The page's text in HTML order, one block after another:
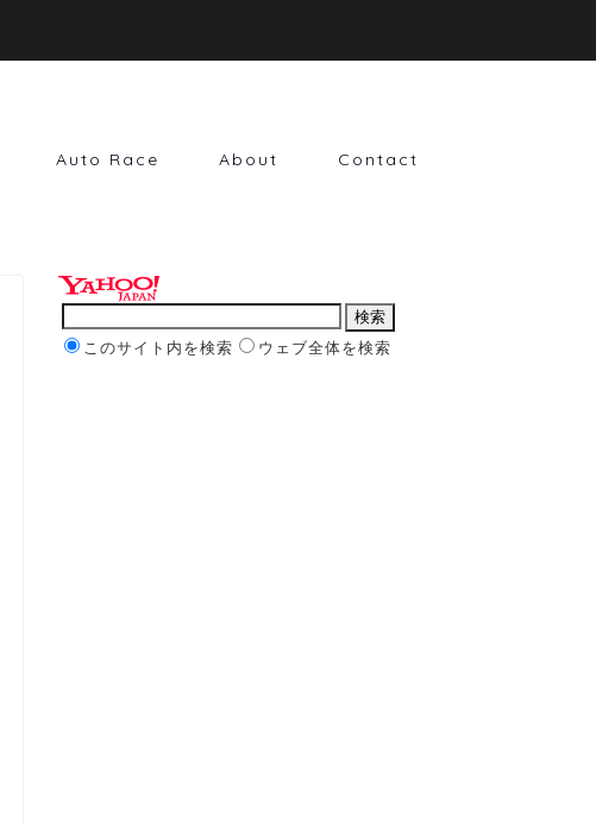
Auto Race About Contact
このサイト内を検索 ウェブ全体を検索